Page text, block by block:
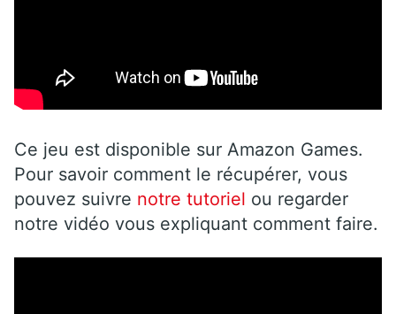
Ce jeu est disponible sur Amazon Games.
Pour savoir comment le récupérer, vous
pouvez suivre notre tutoriel ou regarder
notre vidéo vous expliquant comment faire.